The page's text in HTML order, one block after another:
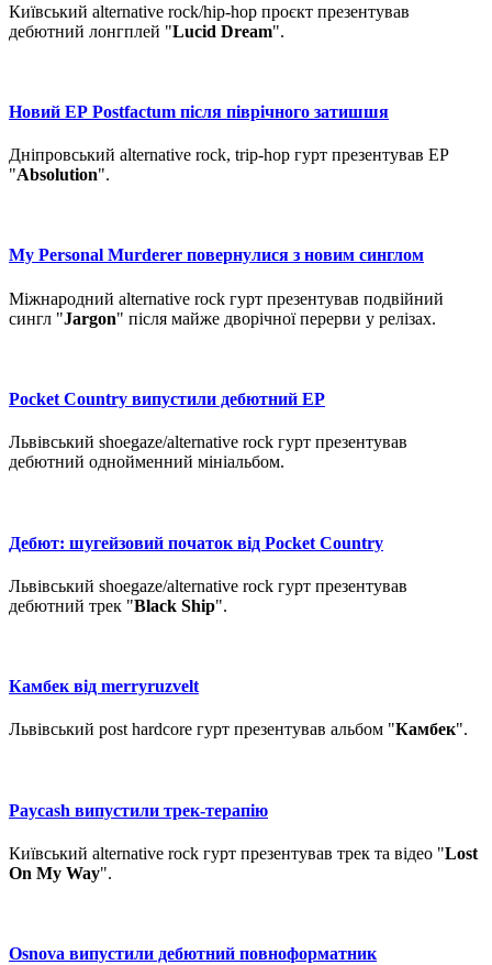
Київський alternative rock/hip-hop проєкт презентував
дебютний лонгплей "Lucid Dream".
Новий ЕР Postfactum після піврічного затишшя
Дніпровський alternative rock, trip-hop гурт презентував ЕР
"Absolution".
My Personal Murderer повернулися з новим синглом
Міжнародний alternative rock гурт презентував подвійний
сингл "Jargon" після майже дворічної перерви у релізах.
Pocket Country випустили дебютний ЕР
Львівський shoegaze/alternative rock гурт презентував
дебютний однойменний мініальбом.
Дебют: шугейзовий початок від Pocket Country
Львівський shoegaze/alternative rock гурт презентував
дебютний трек "Black Ship".
Камбек від merryruzvelt
Львівський post hardcore гурт презентував альбом "Камбек".
Paycash випустили трек-терапію
Київський alternative rock гурт презентував трек та відео "Lost
On My Way".
Osnova випустили дебютний повноформатник